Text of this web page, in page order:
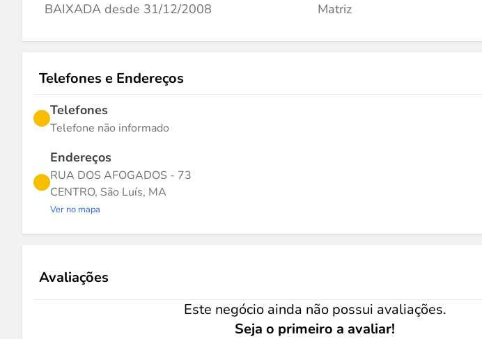
BAIXADA desde 31/12/2008 Matriz
Telefones e Endereços
Telefones
Telefone não informado
Endereços
RUA DOS AFOGADOS - 73
CENTRO, São Luís, MA
Ver no mapa
Avaliações
Este negócio ainda não possui avaliações.
Seja o primeiro a avaliar!